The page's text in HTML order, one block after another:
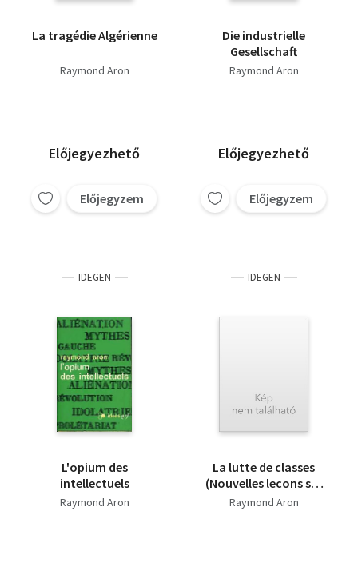
La tragédie Algérienne
Raymond Aron
Előjegyezhető
Előjegyzem
Die industrielle
Gesellschaft
Raymond Aron
Előjegyezhető
Előjegyzem
IDEGEN
L'opium des
intellectuels
Raymond Aron
IDEGEN
La lutte de classes
(Nouvelles lecons sur
les sociétes
Raymond Aron